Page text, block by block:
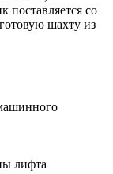
со
шахту из
лифта